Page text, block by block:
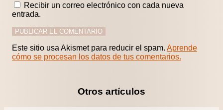
Recibir un correo electrónico con cada nueva
entrada.
Este sitio usa Akismet para reducir el spam. Aprende
cómo se procesan los datos de tus comentarios.
Otros artículos